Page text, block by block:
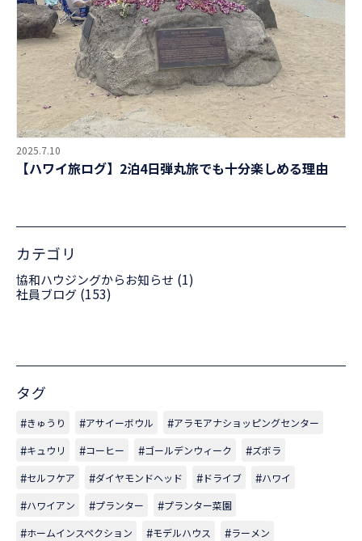
2025.7.10
【ハワイ旅ログ】2泊4日弾丸旅でも十分楽しめる理由
カテゴリ
協和ハウジングからお知らせ (1)
社員ブログ (153)
タグ
きゅうり アサイーボウル
アラモアナショッピングセンター
キュウリ
コーヒー ゴールデンウィーク
ズボラ
セルフケア
ダイヤモンドヘッド ドライブ
ハワイ
ハワイアン
プランター
プランター菜園
ホームインスペクション
モデルハウス
ラーメン